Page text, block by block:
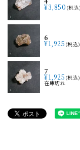
¥3,850 税込
6
¥1,925 税込
7
¥1,925 税込
在庫切れ